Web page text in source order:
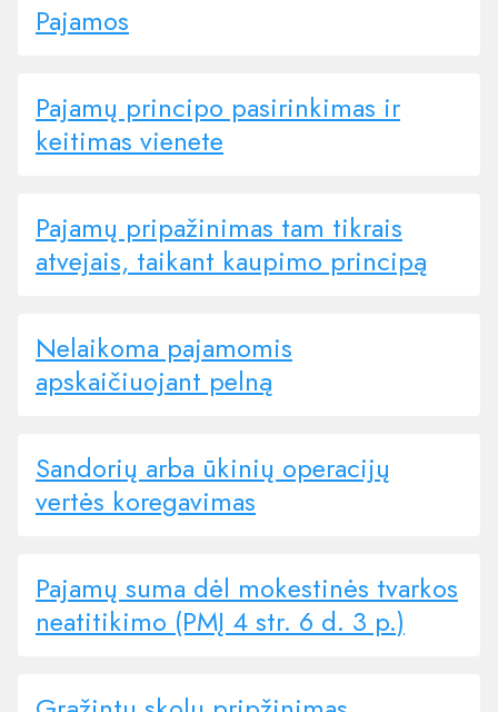
Pajamos
Pajamų principo pasirinkimas ir
keitimas vienete
Pajamų pripažinimas tam tikrais
atvejais, taikant kaupimo principą
Nelaikoma pajamomis
apskaičiuojant pelną
Sandorių arba ūkinių operacijų
vertės koregavimas
Pajamų suma dėl mokestinės tvarkos
neatitikimo (PMĮ 4 str. 6 d. 3 p.)